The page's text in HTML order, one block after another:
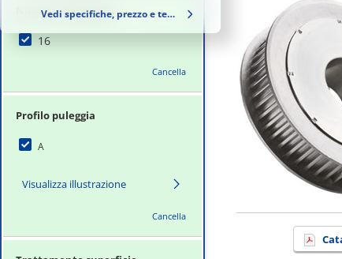
Vedi specifiche, prezzo e tempi di consegna
Numero di denti (t)
16
Cancella
Profilo puleggia
A
Visualizza illustrazione
Cancella